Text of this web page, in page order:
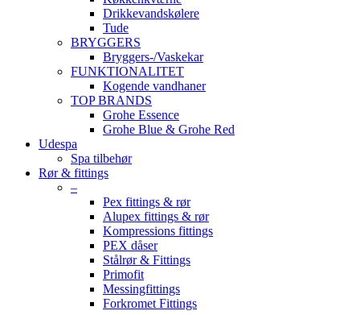
Drikkevandskølere
Tude
BRYGGERS
Bryggers-/Vaskekar
FUNKTIONALITET
Kogende vandhaner
TOP BRANDS
Grohe Essence
Grohe Blue & Grohe Red
Udespa
Spa tilbehør
Rør & fittings
–
Pex fittings & rør
Alupex fittings & rør
Kompressions fittings
PEX dåser
Stålrør & Fittings
Primofit
Messingfittings
Forkromet Fittings